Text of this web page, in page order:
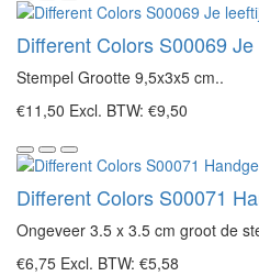
Different Colors S00069
Stempel Grootte 9,5x3x5 cm..
€11,50 Excl. BTW: €9,50
Different Colors S00071
Ongeveer 3.5 x 3.5 cm groot de
€6,75 Excl. BTW: €5,58